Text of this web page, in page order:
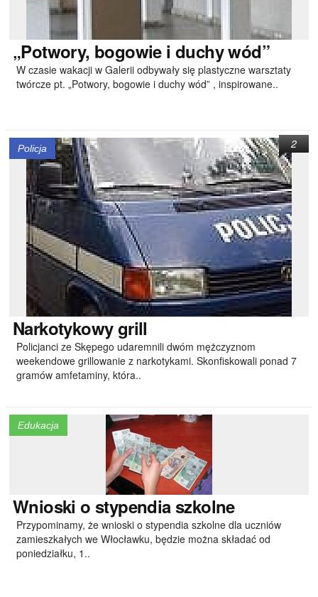
„Potwory, bogowie i duchy wód”
W czasie wakacji w Galerii odbywały się plastyczne warsztaty
twórcze pt. „Potwory, bogowie i duchy wód” , inspirowane..
Policja
Narkotykowygrill
Policjanci ze Skępego udaremnili dwóm mężczyznom
weekendowe grillowanie z narkotykami. Skonfiskowali ponad 7
gramów amfetaminy, która..
2
Edukacja
Wnioski o stypendia szkolne
Przypominamy, że wnioski o stypendia szkolne dla uczniów
zamieszkałych we Włocławku, będzie można składać od
poniedziałku, 1..